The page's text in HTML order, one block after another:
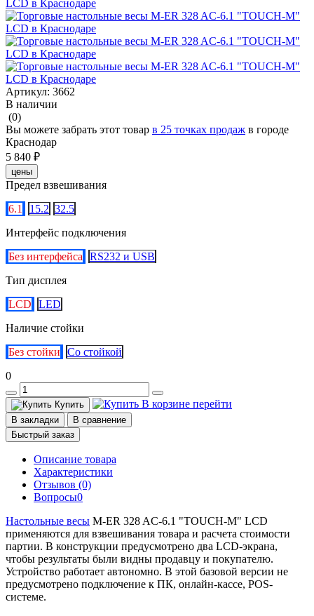
Артикул: 3662
В наличии
(0)
Вы можете забрать этот товар в 25 точках продаж в городе
Краснодар
5 840 ₽
цены
Предел взвешивания
6.1
15.2 32.5
Интерфейс подключения
Без интерфейса
RS232 и USB
Тип дисплея
LCD
LED
Наличие стойки
Без стойки
Со стойкой
0
Купить В корзине перейти
В закладки
В сравнение
Быстрый заказ
Описание товара
Характеристики
Отзывов (0)
Вопросы0
Настольные весы M-ER 328 AC-6.1 "TOUCH-M" LCD
применяются для взвешивания товара и расчета стоимости
партии. В конструкции предусмотрено два LCD-экрана,
чтобы результаты были видны продавцу и покупателю.
Устройство работает автономно. В этой базовой версии не
предусмотрено подключение к ПК, онлайн-кассе, POS-
системе.